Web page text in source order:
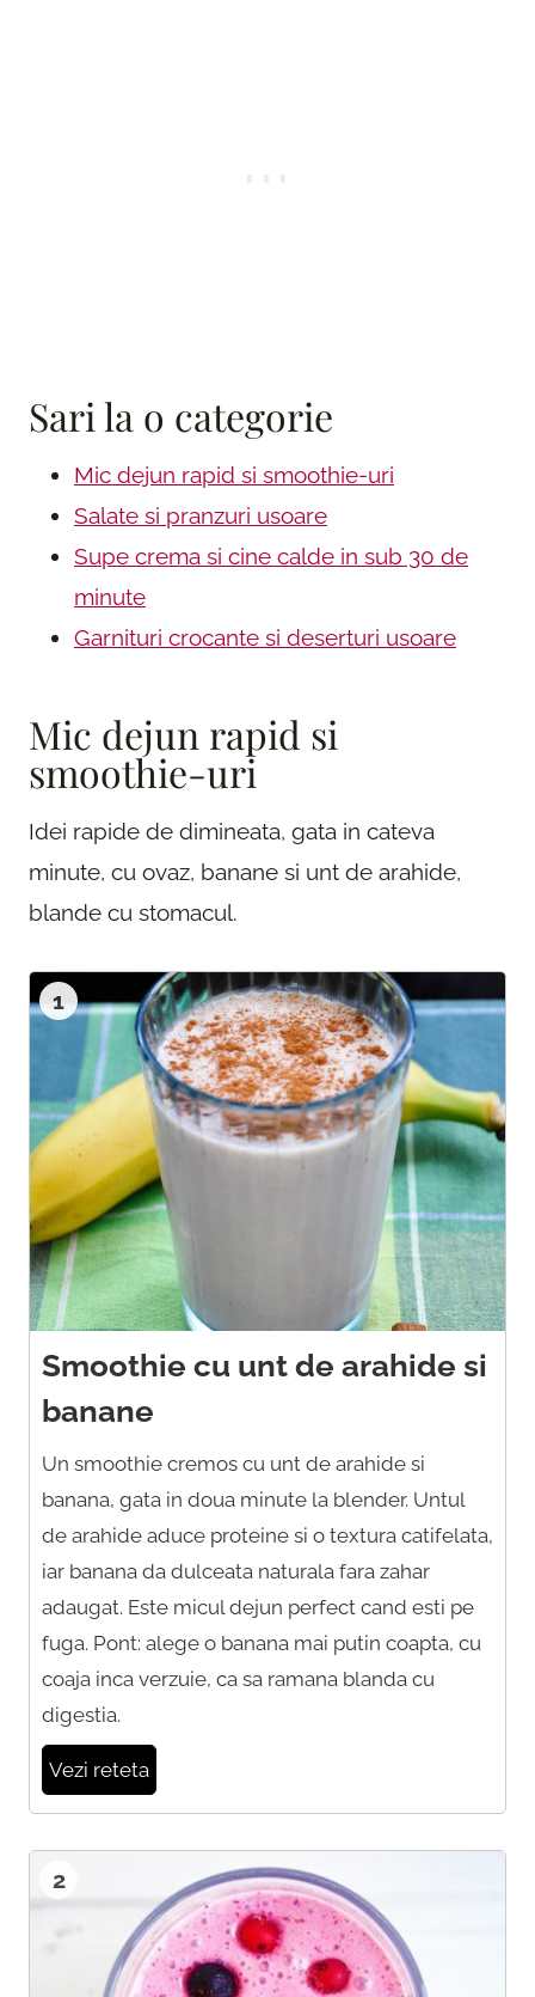
Sari la o categorie
Mic dejun rapid si smoothie-uri
Salate si pranzuri usoare
Supe crema si cine calde in sub 30 de
minute
Garnituri crocante si deserturi usoare
Mic dejun rapid si
smoothie-uri
Idei rapide de dimineata, gata in cateva
minute, cu ovaz, banane si unt de arahide,
blande cu stomacul.
1
Smoothie cu unt de arahide si
banane
Un smoothie cremos cu unt de arahide si
banana, gata in doua minute la blender. Untul
de arahide aduce proteine si o textura catifelata,
iar banana da dulceata naturala fara zahar
adaugat. Este micul dejun perfect cand esti pe
fuga. Pont: alege o banana mai putin coapta, cu
coaja inca verzuie, ca sa ramana blanda cu
digestia.
Vezi reteta
2